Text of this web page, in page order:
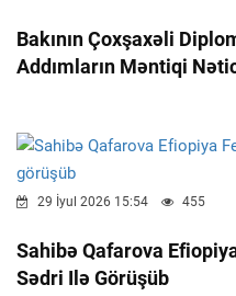
Bakının Çoxşaxəli
Addımların Məntiqi
29 İyul 2026 15:54 455
Sahibə Qafarova
Sədri Ilə Görüşüb